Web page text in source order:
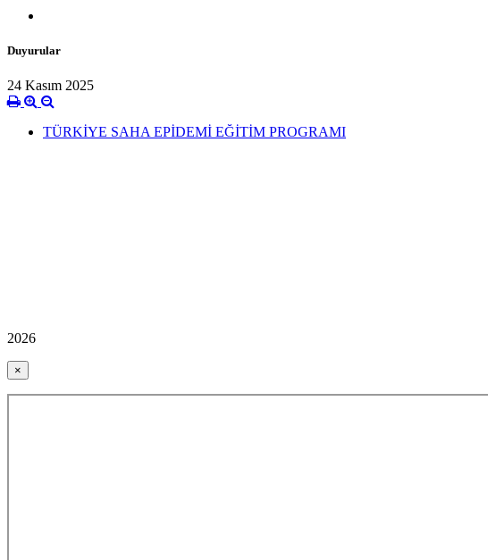
Duyurular
24 Kasım 2025
TÜRKİYE SAHA EPİDEMİ EĞİTİM PROGRAMI
2026
×